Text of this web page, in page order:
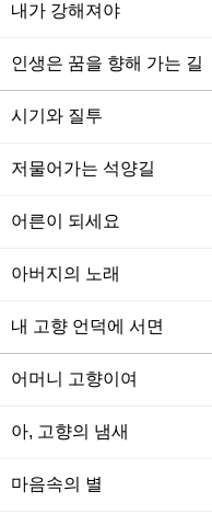
내가 강해져야
인생은 꿈을 향해 가는 길
시기와 질투
저물어가는 석양길
어른이 되세요
아버지의 노래
내 고향 언덕에 서면
어머니 고향이여
아, 고향의 냄새
마음속의 별